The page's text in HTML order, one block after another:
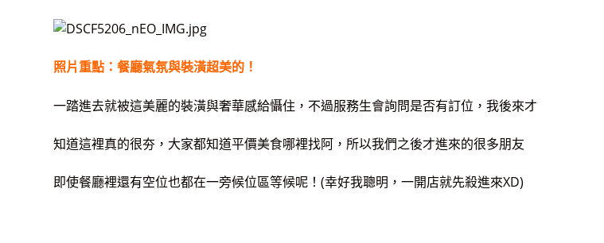
照片重點：餐廳氣氛與裝潢超美的！
一踏進去就被這美麗的裝潢與奢華感給懾住，不過服務生會詢問是否有訂位，我後來才
知道這裡真的很夯，大家都知道平價美食哪裡找阿，所以我們之後才進來的很多朋友
即使餐廳裡還有空位也都在一旁候位區等候呢！(幸好我聰明，一開店就先殺進來XD)